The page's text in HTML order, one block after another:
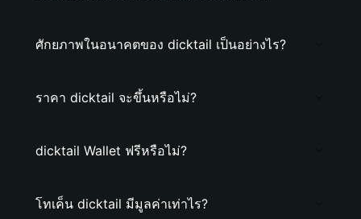
ศักยภาพในอนาคตของ dicktail เป็นอย่างไร?
ราคา dicktail จะขึ้นหรือไม่?
dicktail Wallet ฟรีหรือไม่?
โทเค็น dicktail มีมูลค่าเท่าไร?